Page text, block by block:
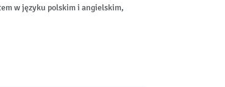
w języku polskim i angielskim,